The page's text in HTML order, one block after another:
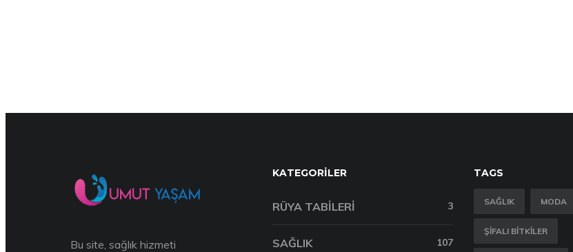
Bu site, sağlık hizmeti
KATEGORILER
RÜYA TABILERI 3
SAĞLIK 107
TAGS
SAĞLIK MODA
ŞIFALI BITKILER